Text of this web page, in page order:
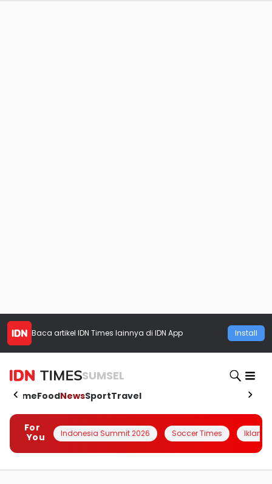
Baca artikel IDN Times lainnya di IDN App Install
SUMSEL
HomeFoodNewsSportTravel
For
You
Indonesia Summit 2026 Soccer Times Iklanin